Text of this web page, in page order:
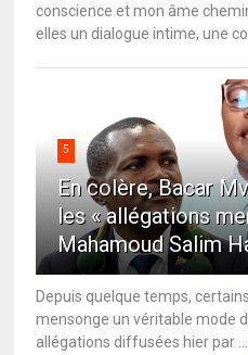
conscience et mon âme
elles un dialogue intime, une
5
En colère, Bacar
les « allégations
Mahamoud Salim
Depuis quelque temps,
mensonge un véritable mode
allégations diffusées hier par ...